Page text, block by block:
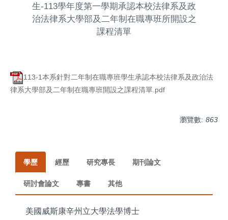
生-113學年度第一學期承認本校法律系及政
治法律系大學部及二年制在職專班所開設之
課程清單
113-1本系針對二年制在職專班學生承認本校法律系及政治法
律系大學部及二年制在職專班開設之課程清單.pdf
瀏覽數: 863
學歷 經歷 研究專長 期刊論文
研討會論文 專書 其他
美國威斯康辛州立大學法學博士